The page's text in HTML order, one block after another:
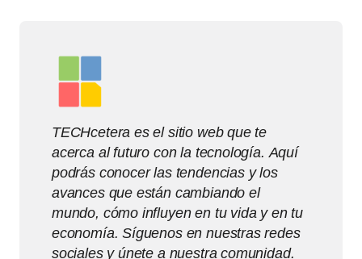
TECHcetera es el sitio web que te
acerca al futuro con la tecnología. Aquí
podrás conocer las tendencias y los
avances que están cambiando el
mundo, cómo influyen en tu vida y en tu
economía. Síguenos en nuestras redes
sociales y únete a nuestra comunidad.